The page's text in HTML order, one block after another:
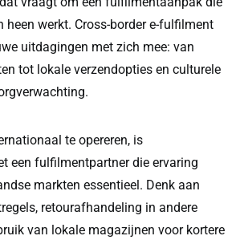
heen werkt. Cross-border e-fulfilment
uitdagingen met zich mee: van
tot lokale verzendopties en culturele
te opereren, is
een fulfilmentpartner die ervaring
markten essentieel. Denk aan
retourafhandeling in andere
van lokale magazijnen voor kortere